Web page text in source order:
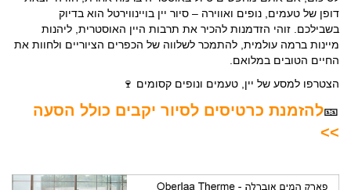
דופן של טעמים, נופים ואווירה – סיור יין בויינווירטל הוא בדיוק
בשבילכם. זוהי הזדמנות להכיר את תרבות היין האוסטרית, ליהנות
מיינות ברמה עולמית, להתמכר לשלווה של הכפרים הציוריים ולחוות את
החיים הטובים במלואם.
הצטרפו למסע של יין, טעמים ונופים קסומים 🍷
🎫להזמנת כרטיסים לסיור יקבים כולל הסעה
>>